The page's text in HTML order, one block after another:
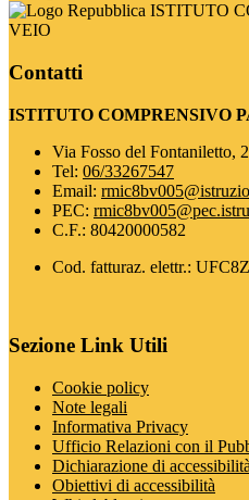
ISTITUTO
VEIO
Contatti
ISTITUTO COMPRENSIVO
Via Fosso del Fontaniletto,
Tel: 06/33267547
Email:
PEC:
C.F.: 80420000582
Cod. fatturaz. elettr.:
Sezione Link Utili
Cookie policy
Note legali
Informativa Privacy
Ufficio Relazioni con il
Dichiarazione di accessibilità
Obiettivi di accessibilità